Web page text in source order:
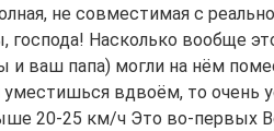
не совместимая с
господа! Насколько вообще
ваш папа) могли на нём
вдвоём, то очень
20-25 км/ч Это во-первых